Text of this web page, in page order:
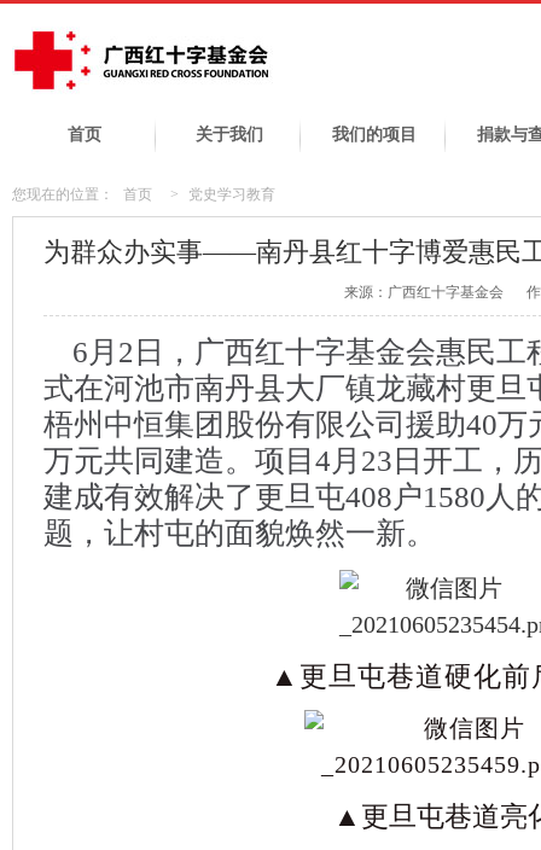
首页 关于我们 我们的项目 捐款与
您现在的位置： 首页 > 党史学习教育
为群众办实事——南丹县红十字博爱惠民
来源：广西红十字基金会
6月2日，广西红十字基金会惠民工
式在河池市南丹县大厂镇龙藏村更旦
梧州中恒集团股份有限公司援助40
万元共同建造。项目4月23日开工，
建成有效解决了更旦屯408户1580人
题，让村屯的面貌焕然一新。
▲更旦屯巷道硬化前
▲更旦屯巷道亮